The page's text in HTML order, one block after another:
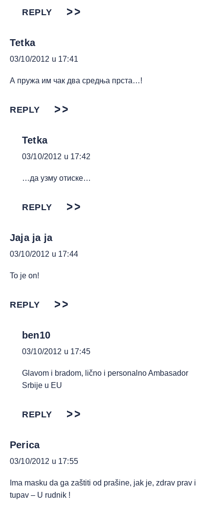
REPLY
Tetka
03/10/2012 u 17:41
А пружа им чак два средња прста…!
REPLY
Tetka
03/10/2012 u 17:42
…да узму отиске…
REPLY
Jaja ja ja
03/10/2012 u 17:44
To je on!
REPLY
ben10
03/10/2012 u 17:45
Glavom i bradom, lično i personalno Ambasador
Srbije u EU
REPLY
Perica
03/10/2012 u 17:55
Ima masku da ga zaštiti od prašine, jak je, zdrav prav i
tupav – U rudnik !